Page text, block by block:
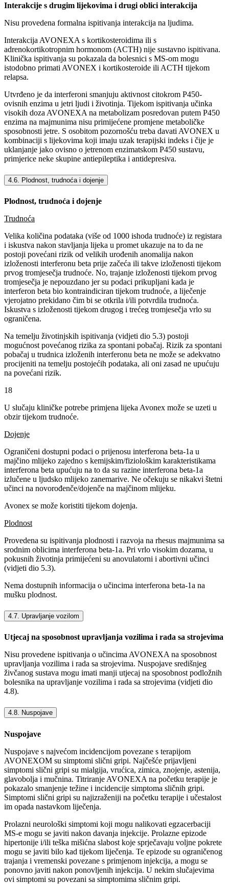
Interakcije s drugim lijekovima i drugi oblici interakcija
Nisu provedena formalna ispitivanja interakcija na ljudima.
Interakcija AVONEXA s kortikosteroidima ili s
adrenokortikotropnim hormonom (ACTH) nije sustavno ispitivana.
Klinička ispitivanja su pokazala da bolesnici s MS-om mogu
istodobno primati AVONEX i kortikosteroide ili ACTH tijekom
relapsa.
Utvrđeno je da interferoni smanjuju aktivnost citokrom P450-
ovisnih enzima u jetri ljudi i životinja. Tijekom ispitivanja učinka
visokih doza AVONEXA na metabolizam posredovan putem P450
enzima na majmunima nisu primijećene promjene metaboličke
sposobnosti jetre. S osobitom pozornošću treba davati AVONEX u
kombinaciji s lijekovima koji imaju uzak terapijski indeks i čije je
uklanjanje jako ovisno o jetrenom enzimatskom P450 sustavu,
primjerice neke skupine antiepileptika i antidepresiva.
4.6. Plodnost, trudnoća i dojenje
Plodnost, trudnoća i dojenje
Trudnoća
Velika količina podataka (više od 1000 ishoda trudnoće) iz registara
i iskustva nakon stavljanja lijeka u promet ukazuje na to da ne
postoji povećani rizik od velikih urođenih anomalija nakon
izloženosti interferonu beta prije začeća ili takve izloženosti tijekom
prvog tromjesečja trudnoće. No, trajanje izloženosti tijekom prvog
tromjesečja je nepouzdano jer su podaci prikupljani kada je
interferon beta bio kontraindiciran tijekom trudnoće, a liječenje
vjerojatno prekidano čim bi se otkrila i/ili potvrdila trudnoća.
Iskustva s izloženosti tijekom drugog i trećeg tromjesečja vrlo su
ograničena.
Na temelju životinjskih ispitivanja (vidjeti dio 5.3) postoji
mogućnost povećanog rizika za spontani pobačaj. Rizik za spontani
pobačaj u trudnica izloženih interferonu beta ne može se adekvatno
procijeniti na temelju postojećih podataka, ali oni zasad ne upućuju
na povećani rizik.
18
U slučaju kliničke potrebe primjena lijeka Avonex može se uzeti u
obzir tijekom trudnoće.
Dojenje
Ograničeni dostupni podaci o prijenosu interferona beta-1a u
majčino mlijeko zajedno s kemijskim/fiziološkim karakteristikama
interferona beta upućuju na to da su razine interferona beta-1a
izlučene u ljudsko mlijeko zanemarive. Ne očekuju se nikakvi štetni
učinci na novorođenče/dojenče na majčinom mlijeku.
Avonex se može koristiti tijekom dojenja.
Plodnost
Provedena su ispitivanja plodnosti i razvoja na rhesus majmunima sa
srodnim oblicima interferona beta-1a. Pri vrlo visokim dozama, u
pokusnih životinja primijećeni su anovulatorni i abortivni učinci
(vidjeti dio 5.3).
Nema dostupnih informacija o učincima interferona beta-1a na
mušku plodnost.
4.7. Upravljanje vozilom
Utjecaj na sposobnost upravljanja vozilima i rada sa strojevima
Nisu provedene ispitivanja o učincima AVONEXA na sposobnost
upravljanja vozilima i rada sa strojevima. Nuspojave središnjeg
živčanog sustava mogu imati manji utjecaj na sposobnost podložnih
bolesnika na upravljanje vozilima i rada sa strojevima (vidjeti dio
4.8).
4.8. Nuspojave
Nuspojave
Nuspojave s najvećom incidencijom povezane s terapijom
AVONEXOM su simptomi slični gripi. Najčešće prijavljeni
simptomi slični gripi su mialgija, vrućica, zimica, znojenje, astenija,
glavobolja i mučnina. Titriranje AVONEXA na početku terapije je
pokazalo smanjenje težine i incidencije simptoma sličnih gripi.
Simptomi slični gripi su najizraženiji na početku terapije i učestalost
im opada nastavkom liječenja.
Prolazni neurološki simptomi koji mogu nalikovati egzacerbaciji
MS-e mogu se javiti nakon davanja injekcije. Prolazne epizode
hipertonije i/ili teška mišićna slabost koje sprječavaju voljne pokrete
mogu se javiti bilo kad tijekom liječenja. Te epizode su ograničenog
trajanja i vremenski povezane s primjenom injekcija, a mogu se
ponovno javiti nakon ponovljenih injekcija. U nekim slučajevima
ovi simptomi su povezani sa simptomima sličnim gripi.